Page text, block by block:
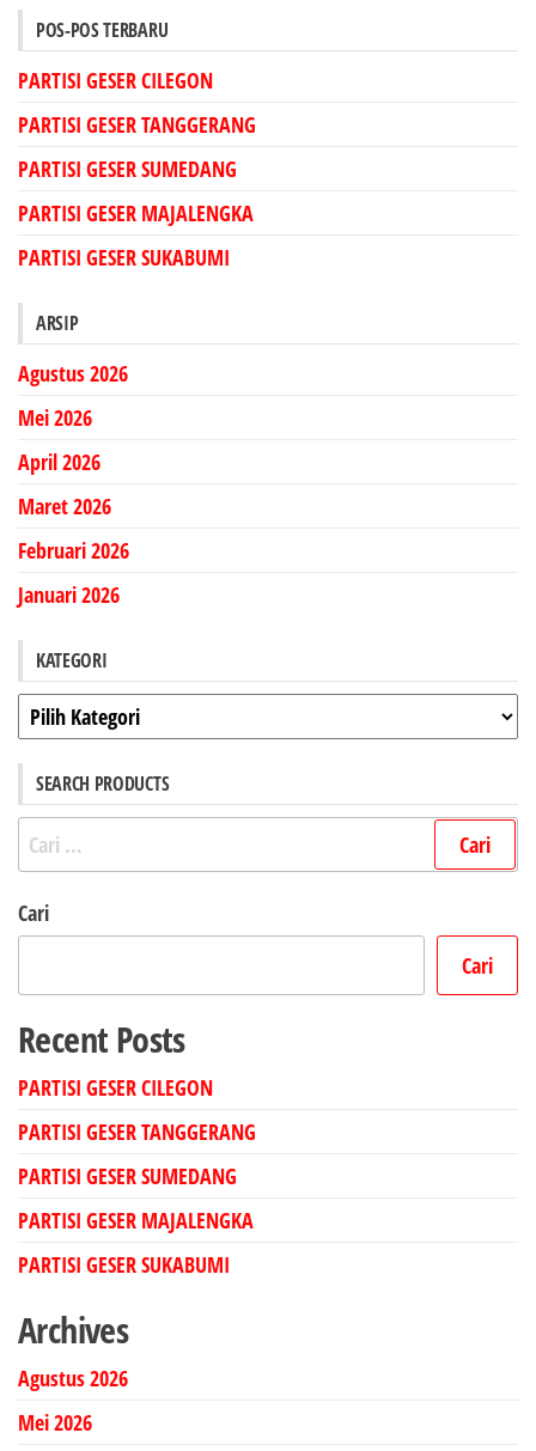
POS-POS TERBARU
PARTISI GESER CILEGON
PARTISI GESER TANGGERANG
PARTISI GESER SUMEDANG
PARTISI GESER MAJALENGKA
PARTISI GESER SUKABUMI
ARSIP
Agustus 2026
Mei 2026
April 2026
Maret 2026
Februari 2026
Januari 2026
KATEGORI
Kategori
SEARCH PRODUCTS
Cari
untuk:
Cari
Cari
Recent Posts
PARTISI GESER CILEGON
PARTISI GESER TANGGERANG
PARTISI GESER SUMEDANG
PARTISI GESER MAJALENGKA
PARTISI GESER SUKABUMI
Archives
Agustus 2026
Mei 2026